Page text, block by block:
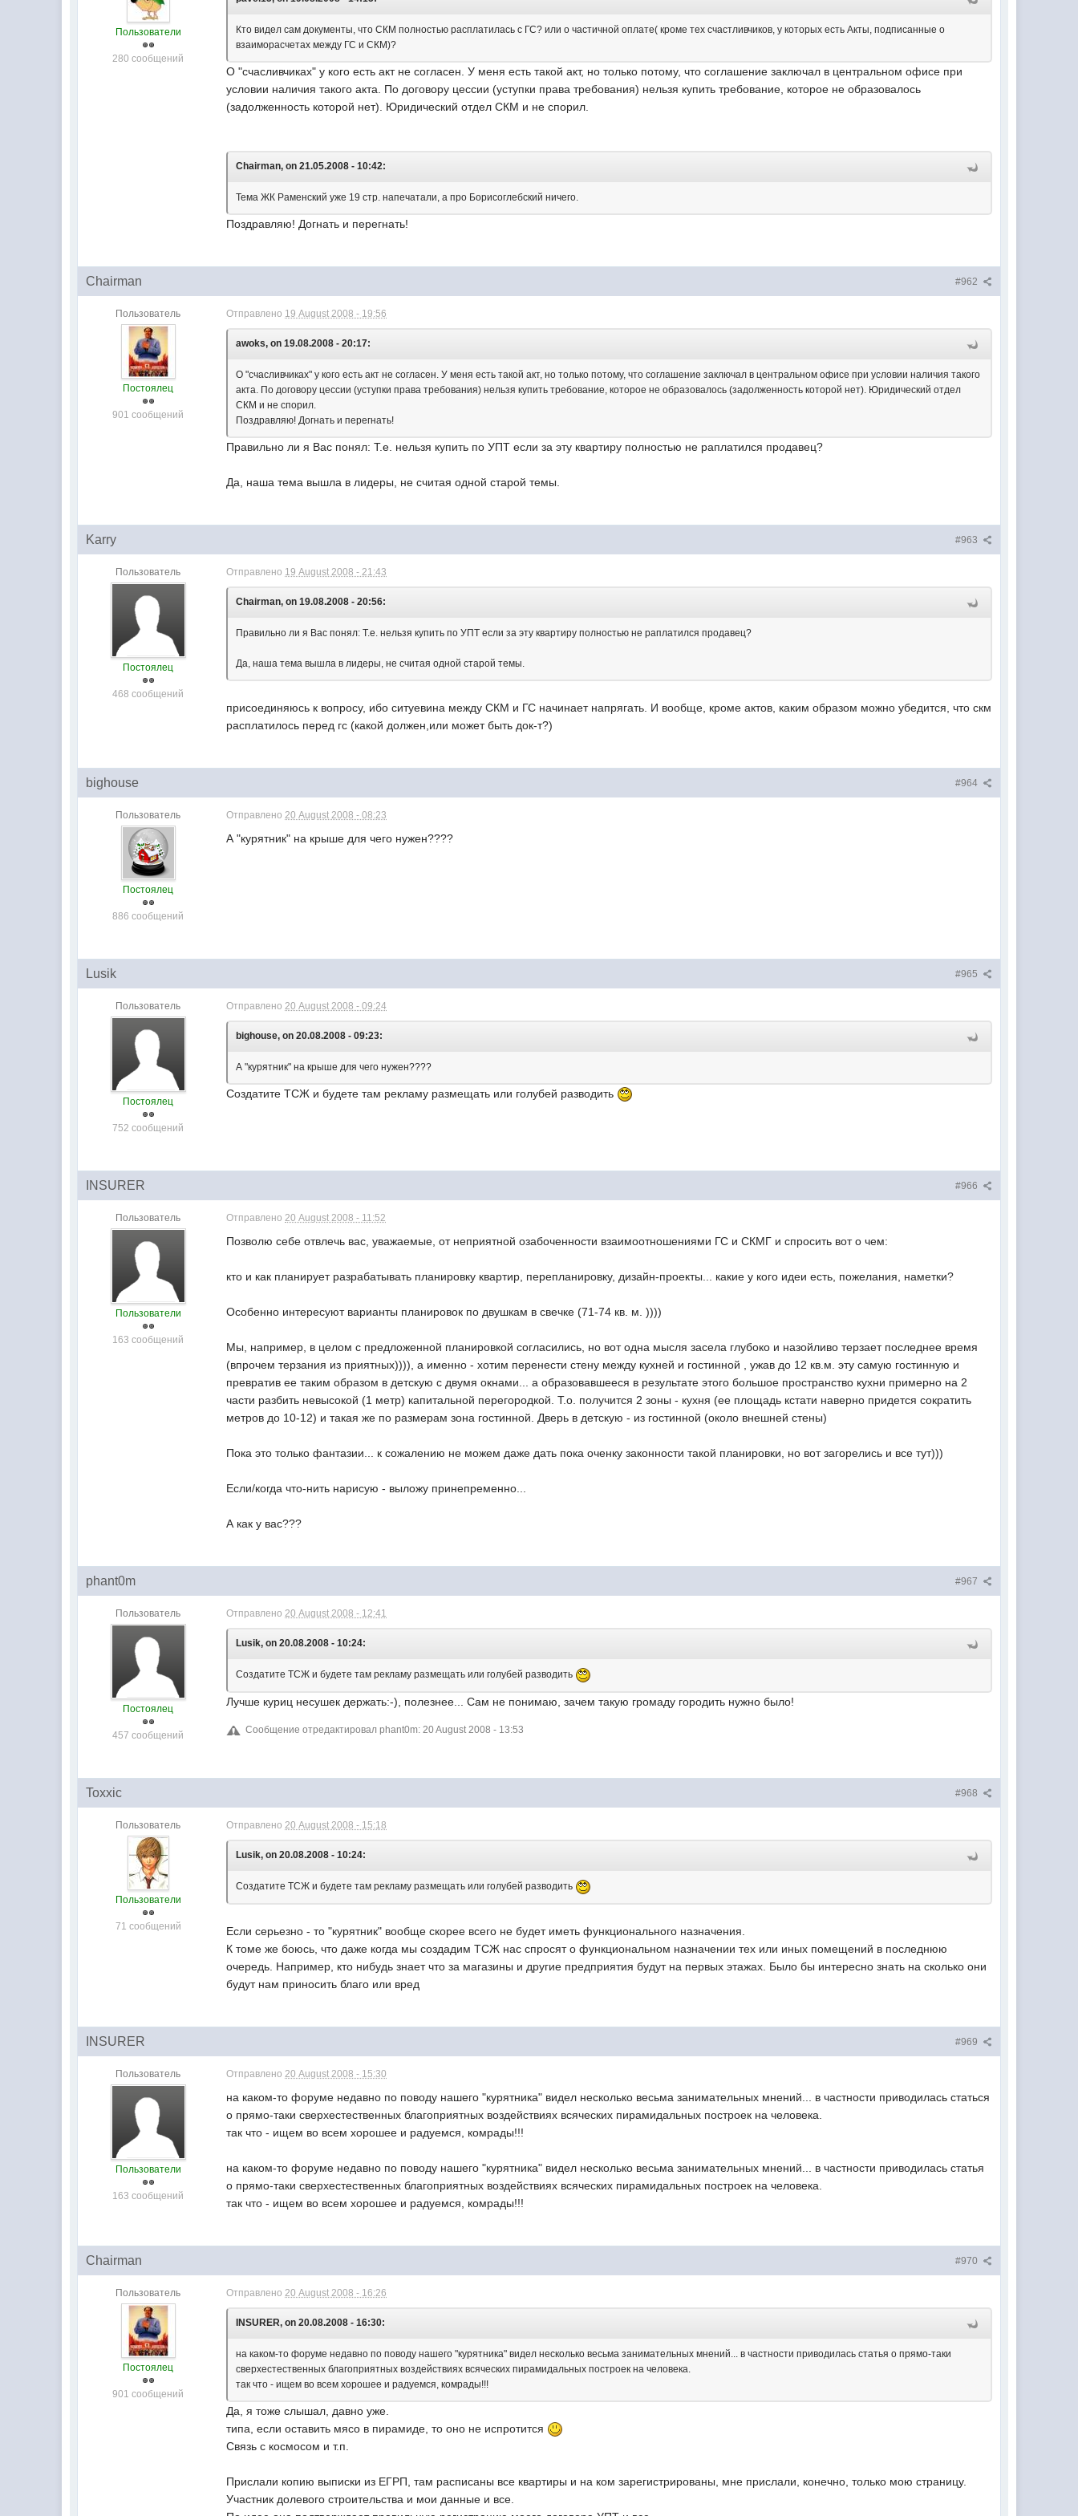
Пользователи
280 сообщений
Кто видел сам документы, что СКМ полностью расплатилась с ГС? или о частичной оплате( кроме тех счастливчиков, у которых есть Акты, подписанные о
взаиморасчетах между ГС и СКМ)?
О "счасливчиках" у кого есть акт не согласен. У меня есть такой акт, но только потому, что соглашение заключал в центральном офисе при
условии наличия такого акта. По договору цессии (уступки права требования) нельзя купить требование, которое не образовалось
(задолженность которой нет). Юридический отдел СКМ и не спорил.
Chairman, on 21.05.2008 - 10:42:
Тема ЖК Раменский уже 19 стр. напечатали, а про Борисоглебский ничего.
Поздравляю! Догнать и перегнать!
#962
Chairman
Пользователь
Постоялец
901 сообщений
Отправлено 19 August 2008 - 19:56
awoks, on 19.08.2008 - 20:17:
О "счасливчиках" у кого есть акт не согласен. У меня есть такой акт, но только потому, что соглашение заключал в центральном офисе при условии наличия такого
акта. По договору цессии (уступки права требования) нельзя купить требование, которое не образовалось (задолженность которой нет). Юридический отдел
СКМ и не спорил.
Поздравляю! Догнать и перегнать!
Правильно ли я Вас понял: Т.е. нельзя купить по УПТ если за эту квартиру полностью не раплатился продавец?
Да, наша тема вышла в лидеры, не считая одной старой темы.
#963
Karry
Пользователь
Постоялец
468 сообщений
Отправлено 19 August 2008 - 21:43
Chairman, on 19.08.2008 - 20:56:
Правильно ли я Вас понял: Т.е. нельзя купить по УПТ если за эту квартиру полностью не раплатился продавец?
Да, наша тема вышла в лидеры, не считая одной старой темы.
присоединяюсь к вопросу, ибо ситуевина между СКМ и ГС начинает напрягать. И вообще, кроме актов, каким образом можно убедится, что скм
расплатилось перед гс (какой должен,или может быть док-т?)
#964
bighouse
Пользователь
Постоялец
886 сообщений
Отправлено20 August 2008 - 08:23
А "курятник" на крыше для чего нужен????
#965
Lusik
Пользователь
Постоялец
752 сообщений
Отправлено20 August 2008 - 09:24
bighouse, on 20.08.2008 - 09:23:
А "курятник" на крыше для чего нужен????
Создатите ТСЖ и будете там рекламу размещать или голубей разводить
#966
INSURER
Пользователь
Пользователи
163 сообщений
Отправлено20 August 2008 - 11:52
Позволю себе отвлечь вас, уважаемые, от неприятной озабоченности взаимоотношениями ГС и СКМГ и спросить вот о чем:
кто и как планирует разрабатывать планировку квартир, перепланировку, дизайн-проекты... какие у кого идеи есть, пожелания, наметки?
Особенно интересуют варианты планировок по двушкам в свечке (71-74 кв. м. ))))
Мы, например, в целом с предложенной планировкой согласились, но вот одна мысля засела глубоко и назойливо терзает последнее время
(впрочем терзания из приятных)))), а именно - хотим перенести стену между кухней и гостинной , ужав до 12 кв.м. эту самую гостинную и
превратив ее таким образом в детскую с двумя окнами... а образовавшееся в результате этого большое пространство кухни примерно на 2
части разбить невысокой (1 метр) капитальной перегородкой. Т.о. получится 2 зоны - кухня (ее площадь кстати наверно придется сократить
метров до 10-12) и такая же по размерам зона гостинной. Дверь в детскую - из гостинной (около внешней стены)
Пока это только фантазии... к сожалению не можем даже дать пока оченку законности такой планировки, но вот загорелись и все тут)))
Если/когда что-нить нарисую - выложу принепременно...
А как у вас???
#967
phant0m
Пользователь
Постоялец
457 сообщений
Отправлено20 August 2008 - 12:41
Lusik, on 20.08.2008 - 10:24:
Создатите ТСЖ и будете там рекламу размещать или голубей разводить
Лучше куриц несушек держать:-), полезнее... Сам не понимаю, зачем такую громаду городить нужно было!
Сообщение отредактировал phant0m: 20 August 2008 - 13:53
#968
Toxxic
Пользователь
Пользователи
71 сообщений
Отправлено20 August 2008 - 15:18
Lusik, on 20.08.2008 - 10:24:
Создатите ТСЖ и будете там рекламу размещать или голубей разводить
Если серьезно - то "курятник" вообще скорее всего не будет иметь функционального назначения.
К томе же боюсь, что даже когда мы создадим ТСЖ нас спросят о функциональном назначении тех или иных помещений в последнюю
очередь. Например, кто нибудь знает что за магазины и другие предприятия будут на первых этажах. Было бы интересно знать на сколько они
будут нам приносить благо или вред
#969
INSURER
Пользователь
Пользователи
163 сообщений
Отправлено20 August 2008 - 15:30
на каком-то форуме недавно по поводу нашего "курятника" видел несколько весьма занимательных мнений... в частности приводилась статься
о прямо-таки сверхестественных благоприятных воздействиях всяческих пирамидальных построек на человека.
так что - ищем во всем хорошее и радуемся, комрады!!!
на каком-то форуме недавно по поводу нашего "курятника" видел несколько весьма занимательных мнений... в частности приводилась статья
о прямо-таки сверхестественных благоприятных воздействиях всяческих пирамидальных построек на человека.
так что - ищем во всем хорошее и радуемся, комрады!!!
#970
Chairman
Пользователь
Постоялец
901 сообщений
Отправлено20 August 2008 - 16:26
INSURER, on 20.08.2008 - 16:30:
на каком-то форуме недавно по поводу нашего "курятника" видел несколько весьма занимательных мнений... в частности приводилась статья о прямо-таки
сверхестественных благоприятных воздействиях всяческих пирамидальных построек на человека.
так что - ищем во всем хорошее и радуемся, комрады!!!
Да, я тоже слышал, давно уже.
типа, если оставить мясо в пирамиде, то оно не испротится
Связь с космосом и т.п.
Прислали копию выписки из ЕГРП, там расписаны все квартиры и на ком зарегистрированы, мне прислали, конечно, только мою страницу.
Участник долевого строительства и мои данные и все.